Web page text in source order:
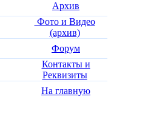
Архив
Фото и Видео
(архив)
Форум
Контакты и
Реквизиты
На главную